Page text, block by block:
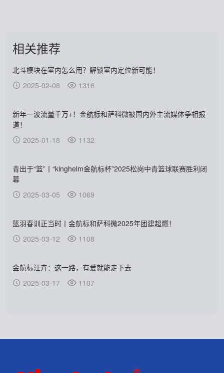
相关推荐
北斗模块在室内怎么用？解锁室内定位新可能！
2025-02-08
1316
新年一波流量千万+！金航标和萨科微被国内外主流媒体争相报
道！
2025-01-18
1132
青出于“篮”丨“kinghelm金航标杯”2025松岗中青篮球联赛胜利闭
幕
2025-03-05
1069
篮羽春训正当时丨金航标和萨科微2025年团建超燃！
2025-03-12
1108
金航标汪卉：这一路，有爱就能走下去
2025-03-17
1107